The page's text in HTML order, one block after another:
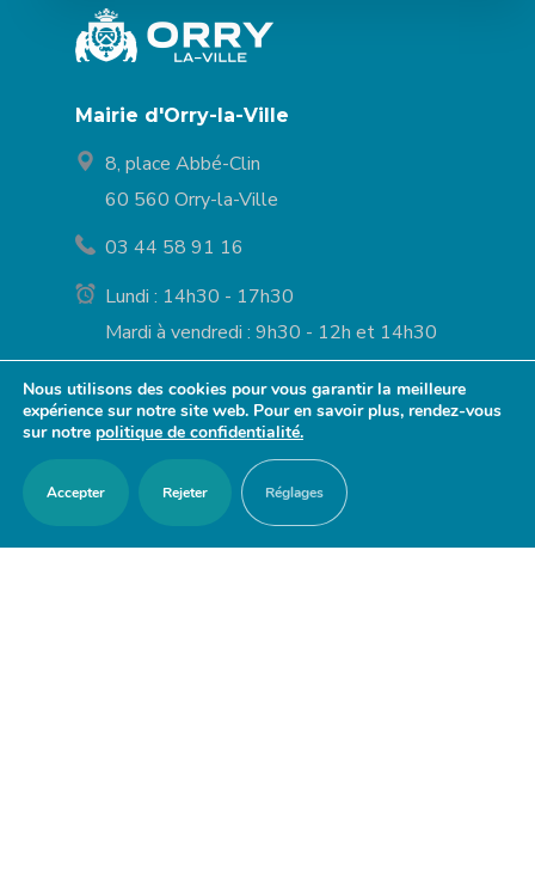
Mairie d'Orry-la-Ville
8, place Abbé-Clin
60 560 Orry-la-Ville
03 44 58 91 16
Lundi : 14h30 - 17h30
Mardi à vendredi : 9h30 - 12h et 14h30
- 17h30
Samedi : 9h30 - 12h
Nous utilisons des cookies pour vous garantir la meilleure
expérience sur notre site web. Pour en savoir plus, rendez-vous
sur notre politique de confidentialité.
Accepter Rejeter Réglages